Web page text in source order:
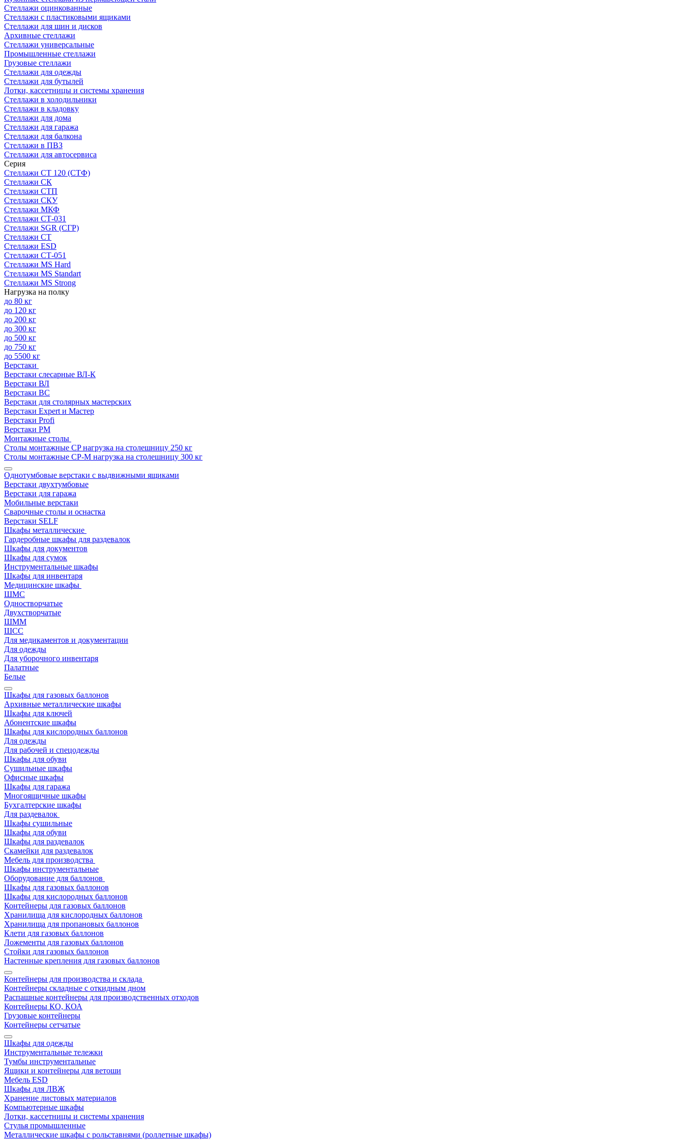
Стеллажи оцинкованные
Стеллажи с пластиковыми ящиками
Стеллажи для шин и дисков
Архивные стеллажи
Стеллажи универсальные
Промышленные стеллажи
Грузовые стеллажи
Стеллажи для одежды
Стеллажи для бутылей
Лотки, кассетницы и системы хранения
Стеллажи в холодильники
Стеллажи в кладовку
Стеллажи для дома
Стеллажи для гаража
Стеллажи для балкона
Стеллажи в ПВЗ
Стеллажи для автосервиса
Серия
Стеллажи СТ 120 (СТФ)
Стеллажи СК
Стеллажи СТП
Стеллажи СКУ
Стеллажи МКФ
Стеллажи СТ-031
Стеллажи SGR (СГР)
Стеллажи СТ
Стеллажи ESD
Стеллажи СТ-051
Стеллажи MS Hard
Стеллажи MS Standart
Стеллажи MS Strong
Нагрузка на полку
до 80 кг
до 120 кг
до 200 кг
до 300 кг
до 500 кг
до 750 кг
до 5500 кг
Верстаки
Верстаки слесарные ВЛ-К
Верстаки ВЛ
Верстаки ВС
Верстаки для столярных мастерских
Верстаки Expert и Мастер
Верстаки Profi
Верстаки РМ
Монтажные столы
Столы монтажные СP нагрузка на столешницу 250 кг
Столы монтажные СР-М нагрузка на столешницу 300 кг
Однотумбовые верстаки с выдвижными ящиками
Верстаки двухтумбовые
Верстаки для гаража
Мобильные верстаки
Сварочные столы и оснастка
Верстаки SELF
Шкафы металлические
Гардеробные шкафы для раздевалок
Шкафы для документов
Шкафы для сумок
Инструментальные шкафы
Шкафы для инвентаря
Медицинские шкафы
ШМС
Одностворчатые
Двухстворчатые
ШММ
ШСС
Для медикаментов и документации
Для одежды
Для уборочного инвентаря
Палатные
Белые
Шкафы для газовых баллонов
Архивные металлические шкафы
Шкафы для ключей
Абонентские шкафы
Шкафы для кислородных баллонов
Для одежды
Для рабочей и спецодежды
Шкафы для обуви
Сушильные шкафы
Офисные шкафы
Шкафы для гаража
Многоящичные шкафы
Бухгалтерские шкафы
Для раздевалок
Шкафы сушильные
Шкафы для обуви
Шкафы для раздевалок
Скамейки для раздевалок
Мебель для производства
Шкафы инструментальные
Оборудование для баллонов
Шкафы для газовых баллонов
Шкафы для кислородных баллонов
Контейнеры для газовых баллонов
Хранилища для кислородных баллонов
Хранилища для пропановых баллонов
Клети для газовых баллонов
Ложементы для газовых баллонов
Стойки для газовых баллонов
Настенные крепления для газовых баллонов
Контейнеры для производства и склада
Контейнеры складные с откидным дном
Распашные контейнеры для производственных отходов
Контейнеры КО, КОА
Грузовые контейнеры
Контейнеры сетчатые
Шкафы для одежды
Инструментальные тележки
Тумбы инструментальные
Ящики и контейнеры для ветоши
Мебель ESD
Шкафы для ЛВЖ
Хранение листовых материалов
Компьютерные шкафы
Лотки, кассетницы и системы хранения
Стулья промышленные
Металлические шкафы с рольставнями (роллетные шкафы)